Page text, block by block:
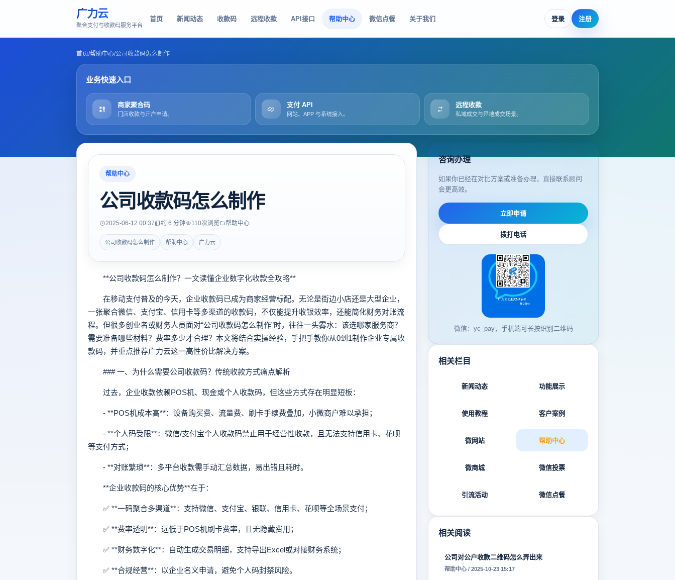
广力云
聚合支付与收款码服务平台
首页 新闻动态 收款码 远程收款 API接口 帮助中心 微信点餐 关于我们 登录 注册
首页/帮助中心/公司收款码怎么制作
业务快速入口
商家聚合码
门店收款与开户申请。
支付 API
网站、APP 与系统接入。
远程收款
私域成交与异地成交场景。
帮助中心
公司收款码怎么制作
2025-06-12 00:37 约 6 分钟 110次浏览 帮助中心
公司收款码怎么制作 帮助中心 广力云
**公司收款码怎么制作？一文读懂企业数字化收款全攻略**
在移动支付普及的今天，企业收款码已成为商家经营标配。无论是街边小店还是大型企业，
一张聚合微信、支付宝、信用卡等多渠道的收款码，不仅能提升收银效率，还能简化财务对账流
程。但很多创业者或财务人员面对“公司收款码怎么制作”时，往往一头雾水：该选哪家服务商？
需要准备哪些材料？费率多少才合理？本文将结合实操经验，手把手教你从0到1制作企业专属收
款码，并重点推荐广力云这一高性价比解决方案。
### 一、为什么需要公司收款码？传统收款方式痛点解析
过去，企业收款依赖POS机、现金或个人收款码，但这些方式存在明显短板：
- **POS机成本高**：设备购买费、流量费、刷卡手续费叠加，小微商户难以承担；
- **个人码受限**：微信/支付宝个人收款码禁止用于经营性收款，且无法支持信用卡、花呗
等支付方式；
- **对账繁琐**：多平台收款需手动汇总数据，易出错且耗时。
**企业收款码的核心优势**在于：
✅ **一码聚合多渠道**：支持微信、支付宝、银联、信用卡、花呗等全场景支付；
✅ **费率透明**：远低于POS机刷卡费率，且无隐藏费用；
✅ **财务数字化**：自动生成交易明细，支持导出Excel或对接财务系统；
✅ **合规经营**：以企业名义申请，避免个人码封禁风险。
咨询办理
如果你已经在对比方案或准备办理，直接联系顾问
会更高效。
立即申请
拨打电话
微信：yc_pay，手机端可长按识别二维码
相关栏目
新闻动态 功能展示
使用教程 客户案例
微网站 帮助中心
微商城 微信投票
引流活动 微信点餐
相关阅读
公司对公户收款二维码怎么弄出来
帮助中心 / 2025-10-23 15:17